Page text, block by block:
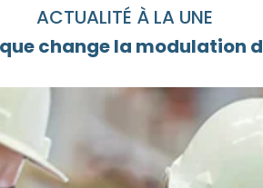
ACTUALITÉ À LA UNE
change la modulation